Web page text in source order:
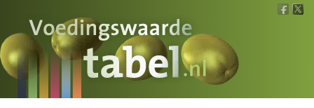
Voedingswaarde
Wat is wat?